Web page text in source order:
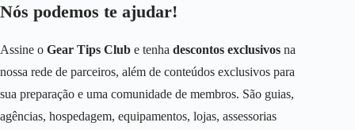
Nós podemos te ajudar!
Assine o Gear Tips Club e tenha descontos exclusivos na
nossa rede de parceiros, além de conteúdos exclusivos para
sua preparação e uma comunidade de membros. São guias,
agências, hospedagem, equipamentos, lojas, assessorias